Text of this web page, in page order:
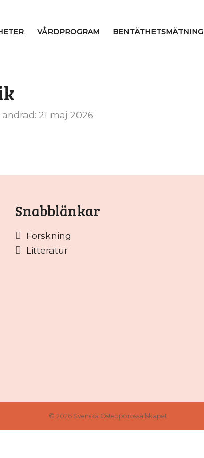
VÅRDPROGRAM BENTÄTHETSMÄTNING
21 maj 2026
Snabblänkar
Forskning
Litteratur
© 2026 Svenska Osteoporossällskapet